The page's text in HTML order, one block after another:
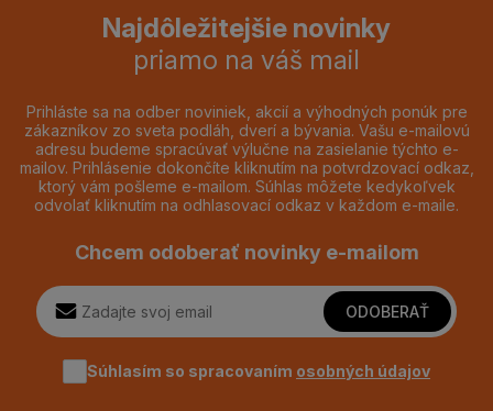
Najdôležitejšie novinky
priamo na váš mail
Prihláste sa na odber noviniek, akcií a výhodných ponúk pre
zákazníkov zo sveta podláh, dverí a bývania. Vašu e-mailovú
adresu budeme spracúvať výlučne na zasielanie týchto e-
mailov. Prihlásenie dokončíte kliknutím na potvrdzovací odkaz,
ktorý vám pošleme e-mailom. Súhlas môžete kedykoľvek
odvolať kliknutím na odhlasovací odkaz v každom e-maile.
Chcem odoberať novinky e-mailom
ODOBERAŤ
Súhlasím so spracovaním osobných údajov